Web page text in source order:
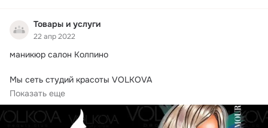
Товары и услуги
22 апр 2022
маникюр салон Колпино
Мы сеть студий красоты VOLKOVA
Мы сделаем яркими ногти, волосы и твою жизнь.
Качественно и красиво
Показать еще